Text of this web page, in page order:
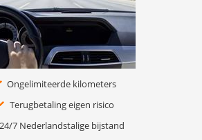
Ongelimiteerde kilometers
Terugbetaling eigen risico
24/7 Nederlandstalige bijstand